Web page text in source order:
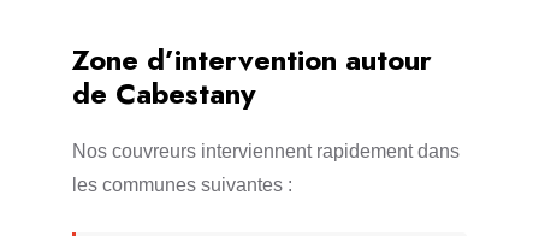
Zone d’intervention autour
de Cabestany
Nos couvreurs interviennent rapidement dans
les communes suivantes :